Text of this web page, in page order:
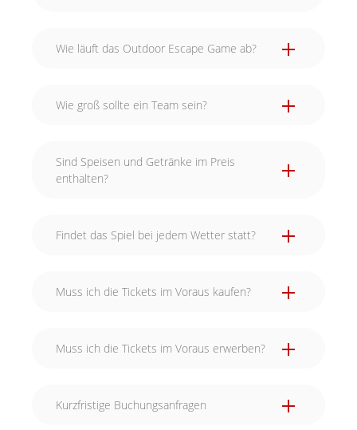
Wie läuft das Outdoor Escape Game ab?
Wie groß sollte ein Team sein?
Sind Speisen und Getränke im Preis
enthalten?
Findet das Spiel bei jedem Wetter statt?
Muss ich die Tickets im Voraus kaufen?
Muss ich die Tickets im Voraus erwerben?
Kurzfristige Buchungsanfragen